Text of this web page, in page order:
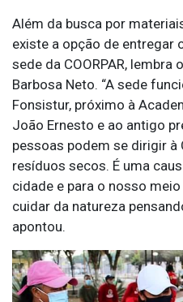
Além da busca por
existe a opção de entregar
sede da COORPAR,
Barbosa Neto. “A sede
Fonsistur, próximo à
João Ernesto e ao antigo
pessoas podem se dirigir à
resíduos secos. É uma
cidade e para o nosso
cuidar da natureza
apontou.